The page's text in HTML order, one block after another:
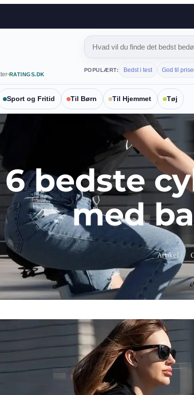
produkter
RATINGS.DK
POPULÆRT: Bedst i test God til
Sport og Fritid Til Børn Til Hjemmet Tøj
6 bedste
med
Artikel